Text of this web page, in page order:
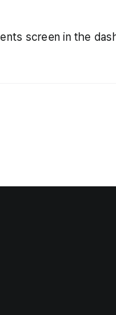
screen in the